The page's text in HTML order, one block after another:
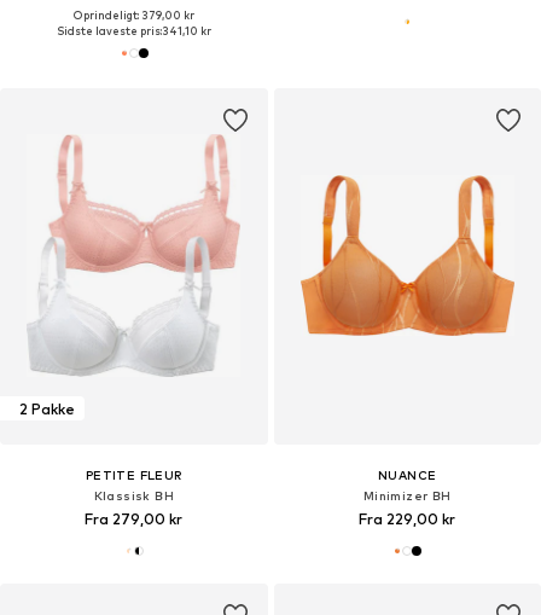
Oprindeligt: 379,00 kr
Sidste laveste pris:341,10 kr
2 Pakke
PETITE FLEUR
Klassisk BH
Fra 279,00 kr
NUANCE
Minimizer BH
Fra 229,00 kr